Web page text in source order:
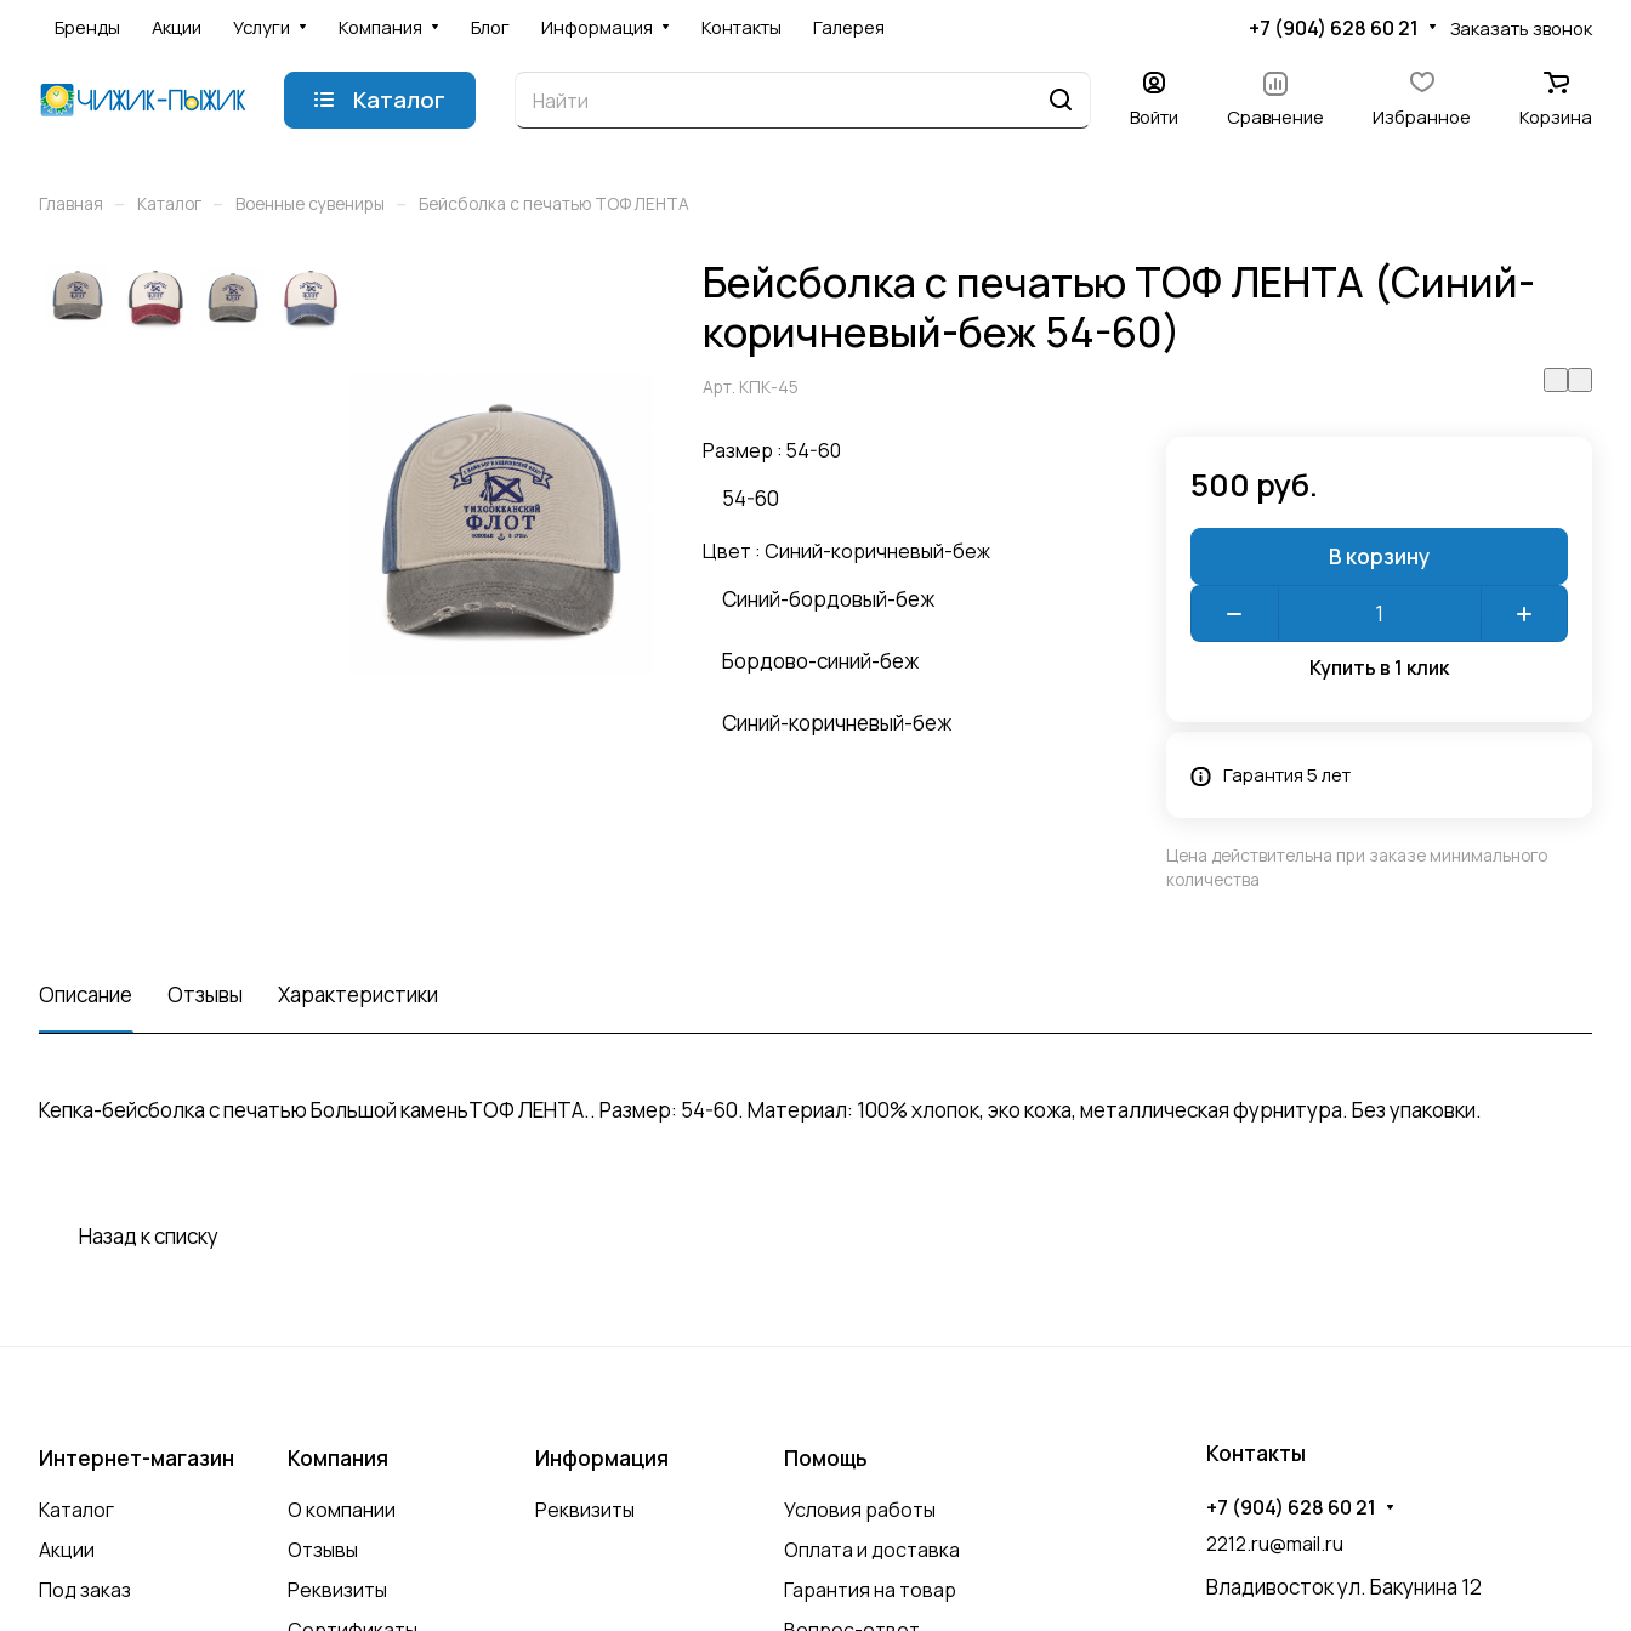
Бренды Акции Услуги Компания Блог Информация Контакты Галерея +7 (904) 628 60 21 Заказать звонок
Каталог
Войти Сравнение Избранное Корзина
Главная – Каталог – Военные сувениры – Бейсболка с печатью ТОФ ЛЕНТА
Бейсболка с печатью ТОФ ЛЕНТА (Синий-
коричневый-беж 54-60)
Арт. КПК-45
Размер : 54-60
54-60
Цвет : Синий-коричневый-беж
Синий-бордовый-беж
Бордово-синий-беж
Синий-коричневый-беж
500 руб.
В корзину
Купить в 1 клик
Гарантия 5 лет
Цена действительна при заказе минимального
количества
Описание Отзывы Характеристики
Кепка-бейсболка с печатью Большой каменьТОФ ЛЕНТА.. Размер: 54-60. Материал: 100% хлопок, эко кожа, металлическая фурнитура. Без упаковки.
Назад к списку
Интернет-магазин
Каталог
Акции
Под заказ
Компания
О компании
Отзывы
Реквизиты
Информация
Реквизиты
Помощь
Условия работы
Оплата и доставка
Гарантия на товар
Контакты
+7 (904) 628 60 21
2212.ru@mail.ru
Владивосток ул. Бакунина 12